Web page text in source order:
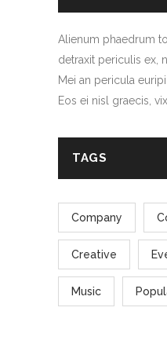
Alienum phaedrum
detraxit periculis ex,
Mei an pericula
Eos ei nisl graecis,
TAGS
Company
Creative
Music